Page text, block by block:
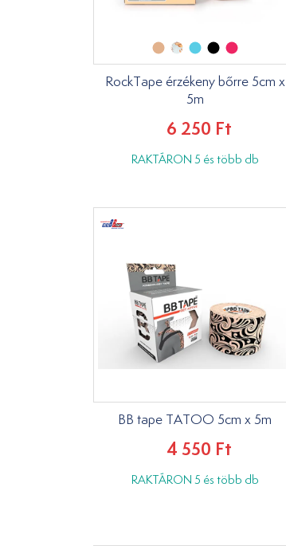
RockTape érzékeny bőrre 5cm x
5m
6 250 Ft
RAKTÁRON 5 és több db
BB tape TATOO 5cm x 5m
4 550 Ft
RAKTÁRON 5 és több db